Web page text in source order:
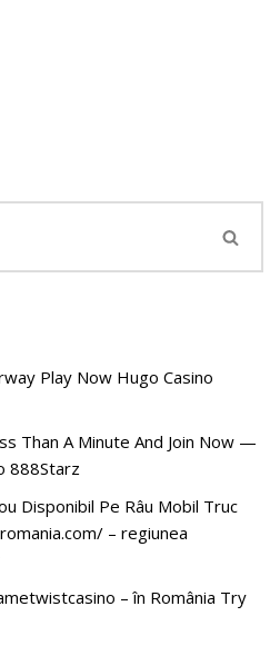
Play Now Hugo Casino
Than A Minute And Join Now —
888Starz
Disponibil Pe Râu Mobil Truc
– regiunea
– în România Try